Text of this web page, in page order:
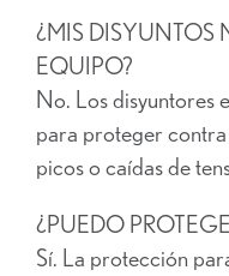
¿MIS DISYUNTOS
EQUIPO?
No. Los disyuntores
para proteger
picos o caídas de
¿PUEDO
Sí. La protección